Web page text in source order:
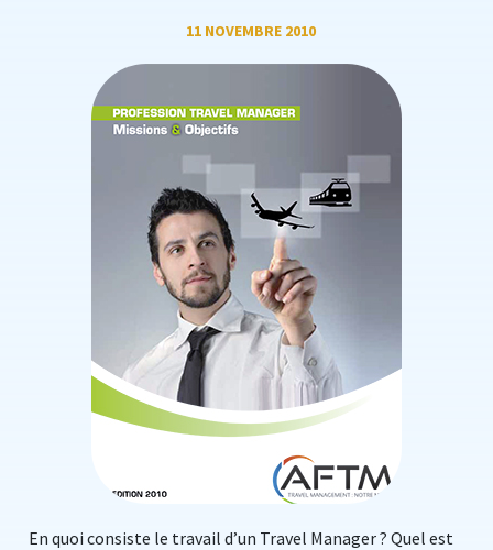
11 NOVEMBRE 2010
En quoi consiste le travail d’un Travel Manager ? Quel est